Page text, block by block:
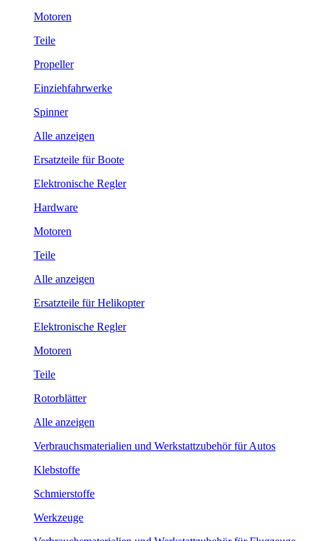
Motoren
Teile
Propeller
Einziehfahrwerke
Spinner
Alle anzeigen
Ersatzteile für Boote
Elektronische Regler
Hardware
Motoren
Teile
Alle anzeigen
Ersatzteile für Helikopter
Elektronische Regler
Motoren
Teile
Rotorblätter
Alle anzeigen
Verbrauchsmaterialien und Werkstattzubehör für Autos
Klebstoffe
Schmierstoffe
Werkzeuge